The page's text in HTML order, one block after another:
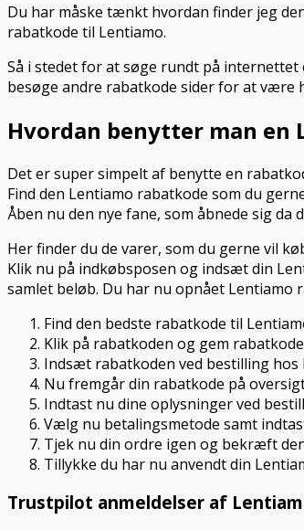
Du har måske tænkt hvordan finder jeg
rabatkode til Lentiamo.
Så i stedet for at søge rundt på
besøge andre rabatkode sider for at være
Hvordan benytter man en
Det er super simpelt af benytte en
Find den Lentiamo rabatkode som du
Åben nu den nye fane, som åbnede sig da
Her finder du de varer, som du gerne vil
Klik nu på indkøbsposen og indsæt din
samlet beløb. Du har nu opnået Lentiamo
Find den bedste rabatkode til
Klik på rabatkoden og gem
Indsæt rabatkoden ved bestilling hos
Nu fremgår din rabatkode på
Indtast nu dine oplysninger ved
Vælg nu betalingsmetode samt
Tjek nu din ordre igen og bekræft
Tillykke du har nu anvendt din
Trustpilot anmeldelser af